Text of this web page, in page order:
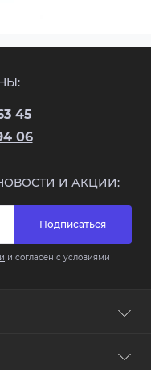
45
06
И АКЦИИ:
Подписаться
и согласен с условиями